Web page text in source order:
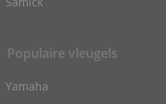
Populaire vleugels
Yamaha